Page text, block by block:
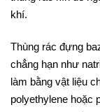
khí.
Thùng rác đựng
chẳng hạn như
làm bằng vật liệu
polyethylene hoặc